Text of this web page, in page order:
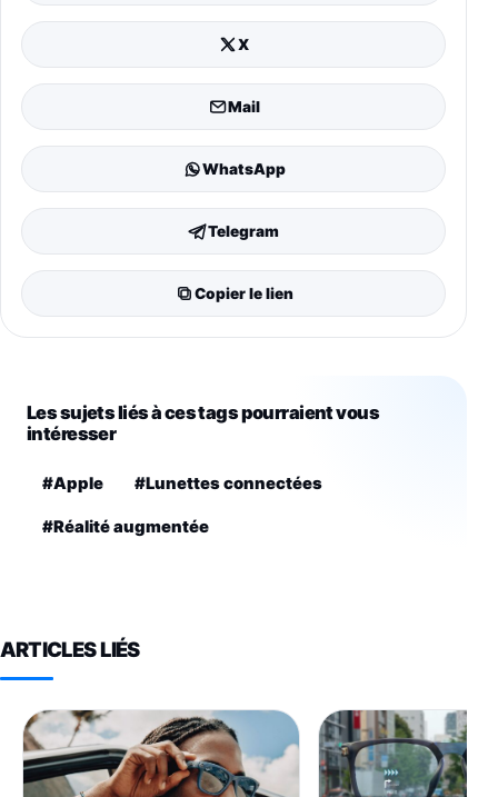
X
Mail
WhatsApp
Telegram
Copier le lien
Les sujets liés à ces tags pourraient vous
intéresser
#Apple #Lunettes connectées
#Réalité augmentée
ARTICLES LIÉS